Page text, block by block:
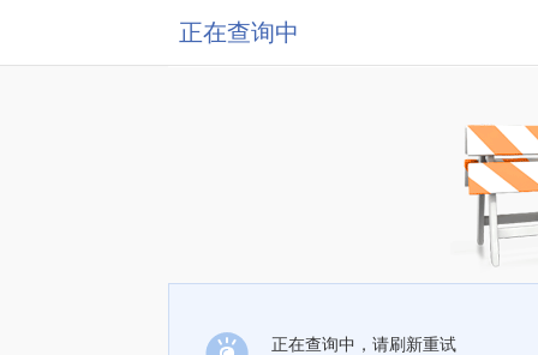
正在查询中
正在查询中，请刷新重试